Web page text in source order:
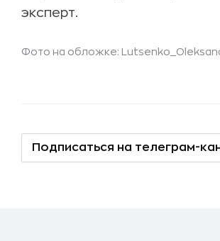
эксперт.
Фото на обложке:
Подписаться на телеграм-